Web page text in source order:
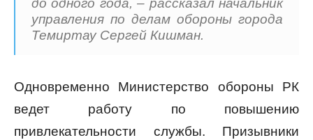
до одного года, – рассказал начальник
управления по делам обороны города
Темиртау Сергей Кишман.
Одновременно Министерство обороны РК
ведет работу по повышению
привлекательности службы. Призывники